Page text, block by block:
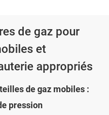
de gaz pour
et
appropriés
de gaz mobiles :
pression